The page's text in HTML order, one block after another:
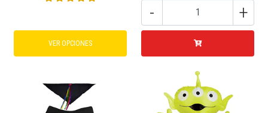
VER OPCIONES
- +